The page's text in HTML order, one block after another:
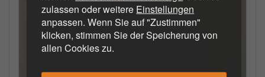
zulassen oder weitere Einstellungen
anpassen. Wenn Sie auf "Zustimmen"
klicken, stimmen Sie der Speicherung von
allen Cookies zu.